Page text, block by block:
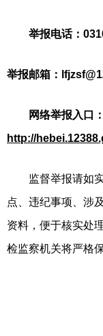
举报电话：
举报邮箱：
网络举报入口：
http://
监督举报请如实
点、违纪事项、涉
资料，便于核实处
检监察机关将严格保